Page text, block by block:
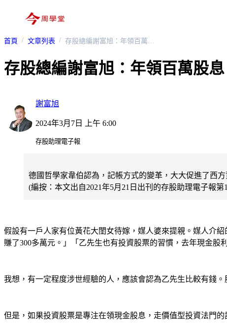
首頁 文章列表 存股總編謝富旭：年領百萬股息，從改變「投資記帳」方式開始！
存股總編謝富旭：年領百萬股
謝富旭
2024年3月7日 上午 6:00
存股助理電子報
德國哲學家韋伯認為，記帳方式的變革，大大促進了西
(編按：本文出自2021年5月21日出刊的存股助理電子報第
假設有一戶人家有位黃花大閨女待嫁，媒人婆來提親。媒人介
賺了300多萬元。」「乙先生也有投資股票的習慣，去年現金股
我想，有一定程度涉世經驗的人，應該會認為乙先生比較有錢
但是，如果投資股票是專注在領現金股息，走價值型投資法門